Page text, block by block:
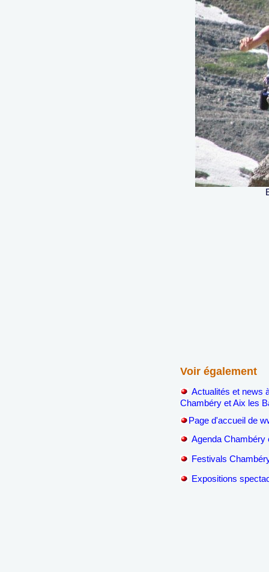
Voir également
Actualités et news
Chambéry et Aix les
Page d'accueil de
Agenda Chambéry
Festivals
Expositions